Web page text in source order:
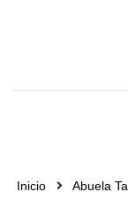
Inicio Abuela